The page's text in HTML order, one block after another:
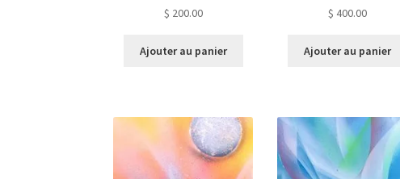
$ 200.00
Ajouter au panier
$ 400.00
Ajouter au panier